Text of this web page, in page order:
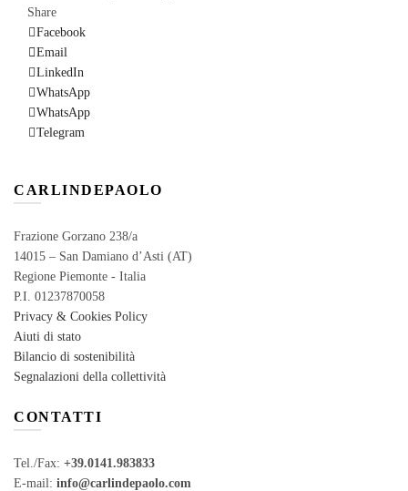
Share
Facebook
Email
LinkedIn
WhatsApp
WhatsApp
Telegram
CARLINDEPAOLO
Frazione Gorzano 238/a
14015 – San Damiano d’Asti (AT)
Regione Piemonte - Italia
P.I. 01237870058
Privacy & Cookies Policy
Aiuti di stato
Bilancio di sostenibilità
Segnalazioni della collettività
CONTATTI
Tel./Fax: +39.0141.983833
E-mail: info@carlindepaolo.com